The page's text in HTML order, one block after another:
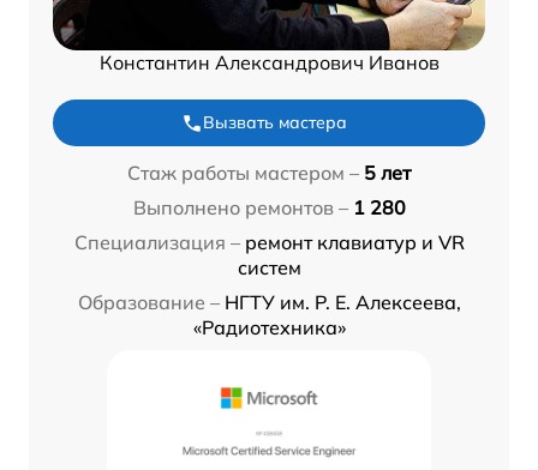
Константин Александрович Иванов
Вызвать мастера
Стаж работы мастером – 5 лет
Выполнено ремонтов – 1 280
Специализация – ремонт клавиатур и VR
систем
Образование – НГТУ им. Р. Е. Алексеева,
«Радиотехника»